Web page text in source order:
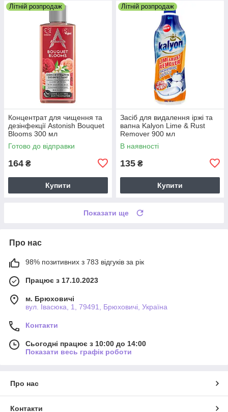
Літній розпродаж
Концентрат для чищення та
дезінфекції Astonish Bouquet
Blooms 300 мл
Готово до відправки
164 ₴
Купити
Літній розпродаж
Засіб для видалення іржі та
вапна Kalyon Lime & Rust
Remover 900 мл
В наявності
135 ₴
Купити
Показати ще
Про нас
98% позитивних з 783 відгуків за рік
Працює з 17.10.2023
м. Брюховичі
вул. Івасюка, 1, 79491, Брюховичі, Україна
Контакти
Сьогодні працює з 10:00 до 14:00
Показати весь графік роботи
Про нас
Контакти